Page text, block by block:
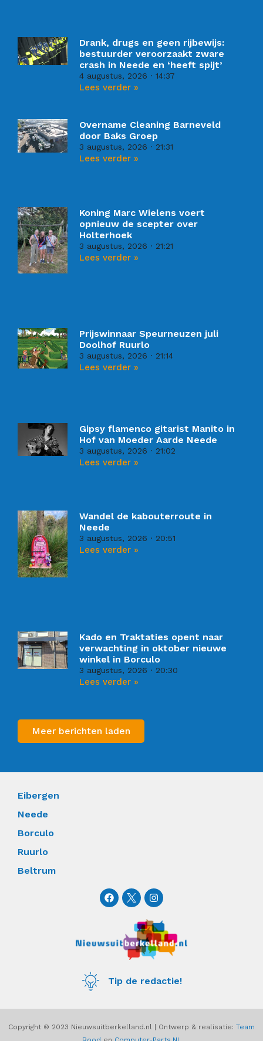
Drank, drugs en geen rijbewijs:
bestuurder veroorzaakt zware
crash in Neede en ‘heeft spijt’
4 augustus, 2026 14:37
Lees verder »
Overname Cleaning Barneveld
door Baks Groep
3 augustus, 2026 21:31
Lees verder »
Koning Marc Wielens voert
opnieuw de scepter over
Holterhoek
3 augustus, 2026 21:21
Lees verder »
Prijswinnaar Speurneuzen juli
Doolhof Ruurlo
3 augustus, 2026 21:14
Lees verder »
Gipsy flamenco gitarist Manito in
Hof van Moeder Aarde Neede
3 augustus, 2026 21:02
Lees verder »
Wandel de kabouterroute in
Neede
3 augustus, 2026 20:51
Lees verder »
Kado en Traktaties opent naar
verwachting in oktober nieuwe
winkel in Borculo
3 augustus, 2026 20:30
Lees verder »
Meer berichten laden
Eibergen
Neede
Borculo
Ruurlo
Beltrum
F
a
o
o
I
n
t
a
g
r
a
Tip de redactie!
Copyright © 2023 Nieuwsuitberkelland.nl | Ontwerp & realisatie: Team